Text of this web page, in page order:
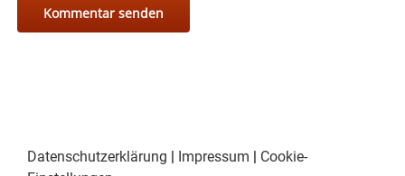
Datenschutzerklärung Impressum
Cookie-